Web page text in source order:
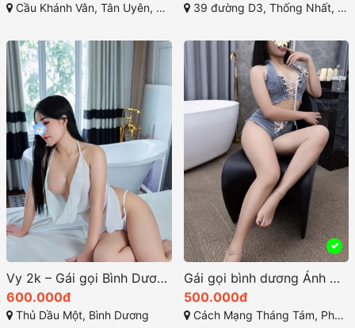
Cầu Khánh Vân, Tân Uyên, Bình Dương 39 đường D3, Thống Nhất, Dĩ An, Bình Dương
Vy 2k – Gái gọi Bình Dương sexy & quyến rũ
600.000đ
Thủ Dầu Một, Bình Dương
Gái gọi bình dương Ánh Hồng 2k1 Sexy rất dâm
500.000đ
Cách Mạng Tháng Tám, Phú Thọ, Thủ Dầu Một, Bình Dương, Việt Nam